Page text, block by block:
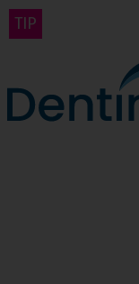
Menu eshopu
TIP